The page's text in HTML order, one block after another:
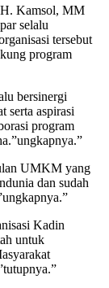
Kamsol, MM
selalu
tersebut
program
bersinergi
serta aspirasi
program
UMKM yang
dan sudah
Kadin
untuk